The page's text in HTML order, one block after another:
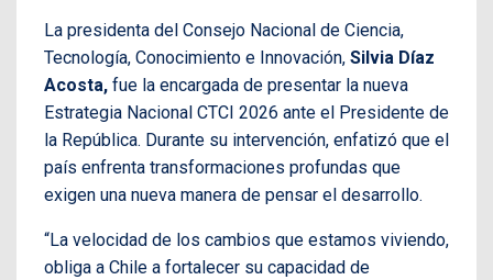
La presidenta del Consejo Nacional de Ciencia,
Tecnología, Conocimiento e Innovación, Silvia Díaz
Acosta, fue la encargada de presentar la nueva
Estrategia Nacional CTCI 2026 ante el Presidente de
la República. Durante su intervención, enfatizó que el
país enfrenta transformaciones profundas que
exigen una nueva manera de pensar el desarrollo.
“La velocidad de los cambios que estamos viviendo,
obliga a Chile a fortalecer su capacidad de